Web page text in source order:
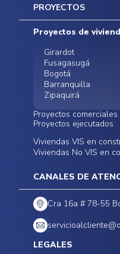
Inicio
Mapa del sitio
Postventas
Contratación Directa
Noticias
PROYECTOS
Proyectos de
Girardot
Fusagasugá
Bogotá
Barranquilla
Zipaquirá
Proyectos comerciales
Funza
Bodegas - ALMAX
Proyectos ejecutados
Conoce nuestros
proyectos
Viviendas VIS en
Viviendas No VIS en
CANALES DE
Cra 16a # 78-55
LEGALES